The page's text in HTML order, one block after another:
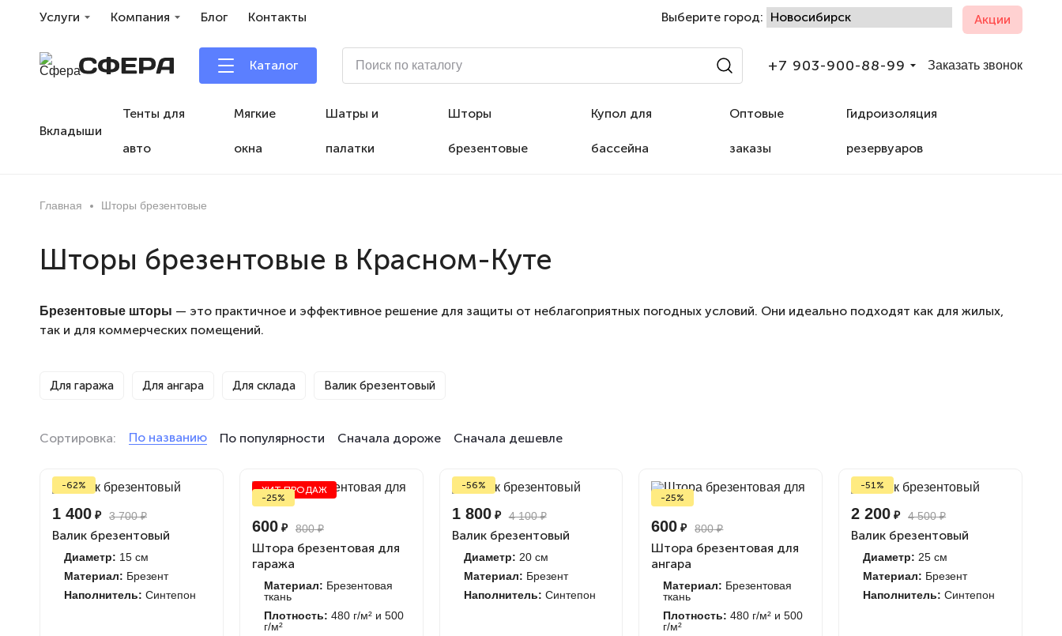
Услуги Компания Блог Контакты Выберите город: Акции
Каталог +7 903-900-88-99 Заказать звонок
Вкладыши
Тенты для
авто
Мягкие
окна
Шатры и
палатки
Шторы
брезентовые
Купол для
бассейна
Оптовые
заказы
Гидроизоляция
резервуаров
Главная Шторы брезентовые
Шторы брезентовые в Красном-Куте
Брезентовые шторы — это практичное и эффективное решение для защиты от неблагоприятных погодных условий. Они идеально подходят как для жилых,
так и для коммерческих помещений.
Для гаража Для ангара Для склада Валик брезентовый
Сортировка: По названию По популярности Сначала дороже Сначала дешевле
-62%
1 400 ₽ 3 700₽
Валик брезентовый
Диаметр: 15 см
Материал: Брезент
Наполнитель: Синтепон
ХИТ ПРОДАЖ
-25%
600₽ 800₽
Штора брезентовая для
гаража
Материал: Брезентовая
ткань
Плотность: 480 г/м² и 500
г/м²
-56%
1 800₽ 4 100₽
Валик брезентовый
Диаметр: 20 см
Материал: Брезент
Наполнитель: Синтепон
-25%
600 ₽ 800₽
Штора брезентовая для
ангара
Материал: Брезентовая
ткань
Плотность: 480 г/м² и 500
г/м²
-51%
2 200 ₽ 4 500₽
Валик брезентовый
Диаметр: 25 см
Материал: Брезент
Наполнитель: Синтепон